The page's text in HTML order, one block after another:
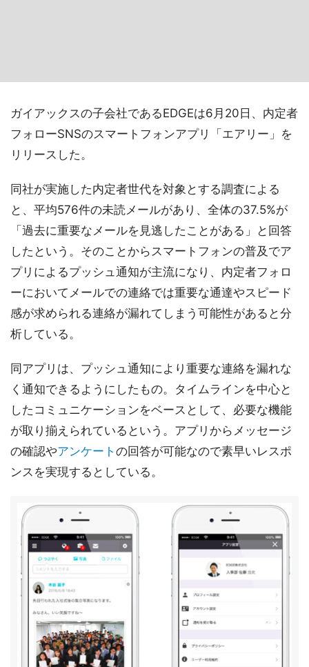
ガイアックスの子会社であるEDGEは6月20日、内定者
フォローSNSのスマートフォンアプリ「エアリー」を
リリースした。
同社が実施した内定者世代を対象とする調査による
と、平均576件の未読メールがあり、全体の37.5%が
「過去に重要なメールを見逃したことがある」と回答
したという。そのことからスマートフォンの普及でア
プリによるプッシュ通知が主流になり、内定者フォロ
ーにおいてメールでの連絡では重要な通達やスピード
感が求められる連絡が漏れてしまう可能性があると分
析している。
同アプリは、プッシュ通知により重要な連絡を漏れな
く通知できるようにしたもの。タイムラインを中心と
したコミュニケーションをベースとして、必要な機能
が取り揃えられているという。アプリからメッセージ
の確認やアンケート の回答が可能なので素早いレスポ
ンスを実現するとしている。